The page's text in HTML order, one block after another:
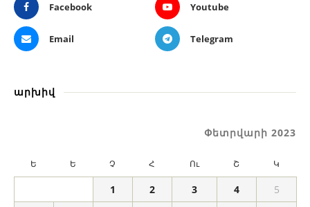
Facebook Youtube
Email Telegram
արխիվ
Փետրվարի 2023
Ե Ե Չ Հ Ու Շ Կ
1 2 3 4
5